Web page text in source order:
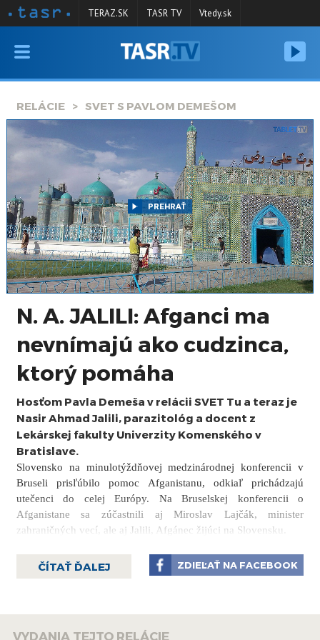
VYSIELANIE
SPRAVODAJSTVO
KONTAKT
ARCHÍV
TERAZ.SK TASR TV Vtedy.sk
RELÁCIE SVET S PAVLOM DEMEŠOM
PREHRAŤ
N. A. JALILI: Afganci ma
nevnímajú ako cudzinca,
ktorý pomáha
Hosťom Pavla Demeša v relácii SVET Tu a teraz je
Nasir Ahmad Jalili, parazitológ a docent z
Lekárskej fakulty Univerzity Komenského v
Bratislave.
Slovensko na minulotýždňovej medzinárodnej konferencii v
Bruseli prisľúbilo pomoc Afganistanu, odkiaľ prichádzajú
utečenci do celej Európy. Na Bruselskej konferencii o
Afganistane sa zúčastnili aj Miroslav Lajčák, minister
zahraničných vecí, ale aj Jalili, Afgánec žijúci na Slovensku.
Ako uviedol v rozhovore s Pavlom Demešom, skutočnosť, že
až 75 štátov sa v Bruseli stretlo, aby premýšľalo o zintenzívnení
ČÍTAŤ ĎALEJ ZDIEĽAŤ NA FACEBOOK
VYDANIA TEJTO RELÁCIE